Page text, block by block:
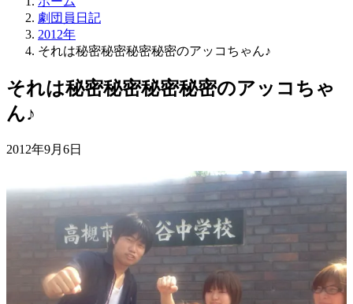
劇団員日記
2012年
それは秘密秘密秘密秘密のアッコちゃん♪
それは秘密秘密秘密秘密のアッコちゃ
ん♪
2012年9月6日